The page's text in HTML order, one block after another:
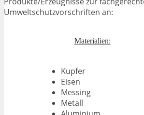
Umweltschutzvorschriften an:
Materialien:
Kupfer
Eisen
Messing
Metall